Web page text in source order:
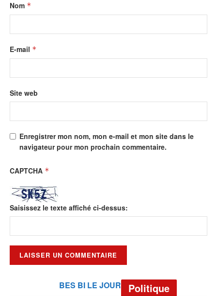
Nom *
E-mail *
Site web
Enregistrer mon nom, mon e-mail et mon site dans le
navigateur pour mon prochain commentaire.
CAPTCHA *
Saisissez le texte affiché ci-dessus:
BES BI LE JOUR Politique